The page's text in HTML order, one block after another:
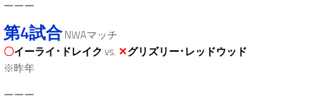
ーーー
第4試合NWAマッチ
〇イーライ･ドレイク vs. ✕グリズリー･レッドウッド
※昨年
ーーー